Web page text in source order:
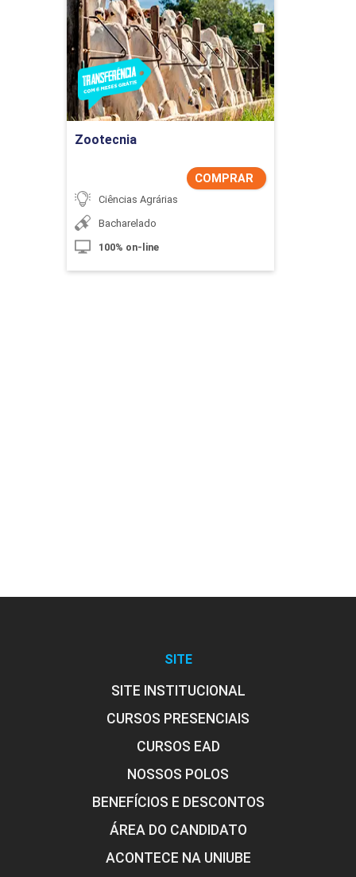
Zootecnia
COMPRAR
Ciências Agrárias
Bacharelado
100% on-line
Detalhes do curso
Comprar Agora
SITE
SITE INSTITUCIONAL
CURSOS PRESENCIAIS
CURSOS EAD
NOSSOS POLOS
BENEFÍCIOS E DESCONTOS
ÁREA DO CANDIDATO
ACONTECE NA UNIUBE